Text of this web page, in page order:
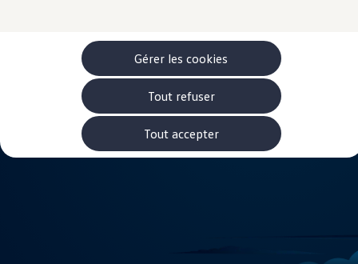
Tout accepter
Tout refuser
Gérer les cookies
Brochure promotionelle
Véhicules en stock
Véhicules d'occasions
-> Volkswagen Financial Services (Leasing)
Listes de prix
Rouler en électrique
Nos véhicules hybrides
Recharge & autonomie
Comment payer ?
l’électricité verte, tu rouleras même de façon particulièrement
durable et peu polluante vers l’avenir. Cela sonne bien? C’est